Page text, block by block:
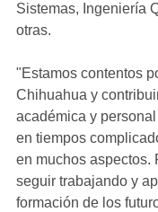
Sistemas, Ingeniería
otras.
"Estamos contentos
Chihuahua y
académica y
en tiempos
en muchos aspectos.
seguir trabajando y
formación de los